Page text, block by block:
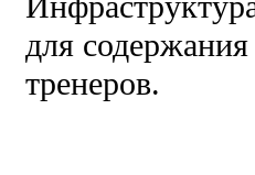
для
тренеров.